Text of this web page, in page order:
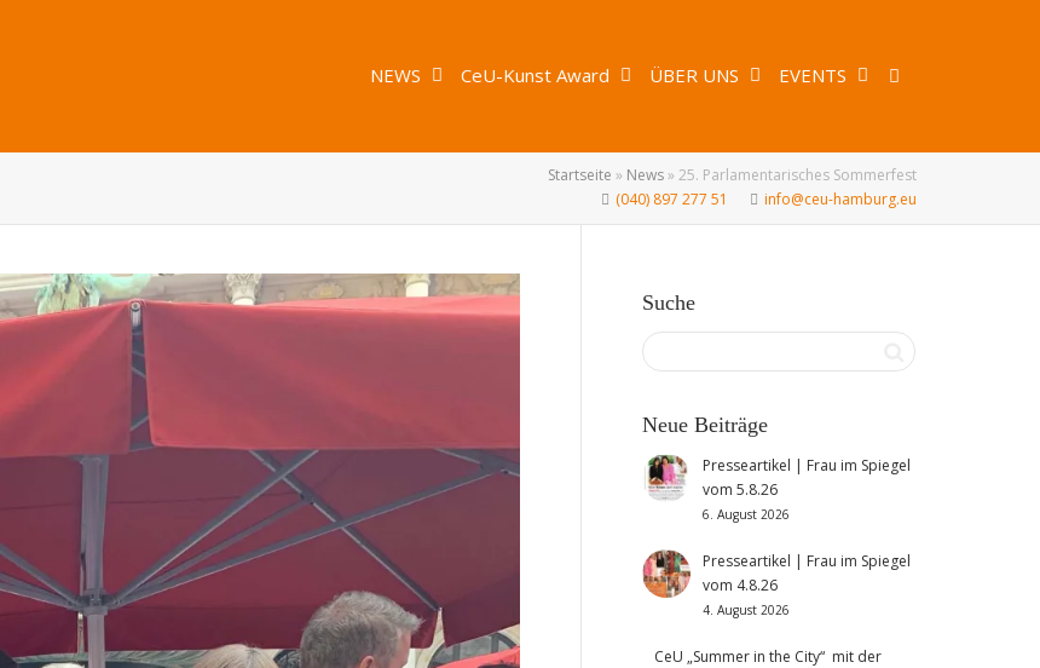
NEWS CeU-Kunst Award ÜBER UNS EVENTS
Startseite » News» 25. Parlamentarisches Sommerfest
(040) 897 277 51
info@ceu-hamburg.eu
Suche
Neue Beiträge
Presseartikel | Frau im Spiegel
vom 5.8.26
6. August 2026
Presseartikel | Frau im Spiegel
vom 4.8.26
4. August 2026
CeU „Summer in the City“ mit der